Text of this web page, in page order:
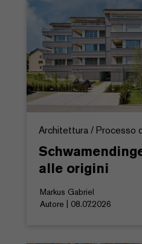
Architettura / Processo
alle origini
Markus Gabriel
Autore | 08.07.2026